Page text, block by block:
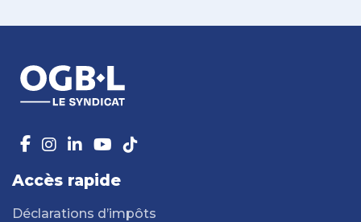
Accès rapide
Déclarations d’impôts